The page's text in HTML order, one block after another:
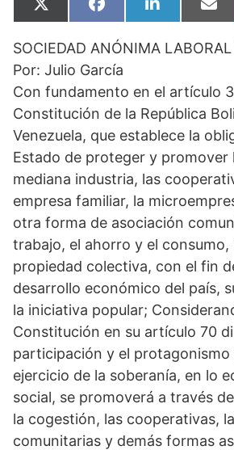
Compartir
en
X
(
w
i
t
t
e
r
Compartir
en
F
a
e
o
o
k
Compartir
en
L
i
k
I
n
en
E
m
i
SOCIEDAD ANÓNIMA LABORAL
Por: Julio García
Con fundamento en el artículo
Constitución de la República
Venezuela, que establece la
Estado de proteger y promover
mediana industria, las
empresa familiar, la
otra forma de asociación
trabajo, el ahorro y el
propiedad colectiva, con el fin
desarrollo económico del país,
la iniciativa popular;
Constitución en su artículo 70
participación y el protagonismo
ejercicio de la soberanía, en lo
social, se promoverá a través
la cogestión, las cooperativas,
comunitarias y demás formas